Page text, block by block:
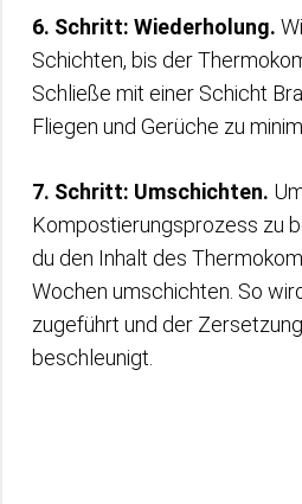
6. Schritt: Wiederholung.
Schichten, bis der
Schließe mit einer Schicht
Fliegen und Gerüche zu
7. Schritt: Umschichten.
Kompostierungsprozess zu
du den Inhalt des
Wochen umschichten. So
zugeführt und der
beschleunigt.